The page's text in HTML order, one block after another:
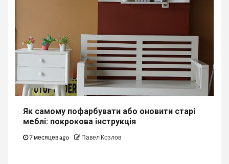
Як самому пофарбувати або оновити старі
меблі: покрокова інструкція
7 месяцев ago Павел Козлов